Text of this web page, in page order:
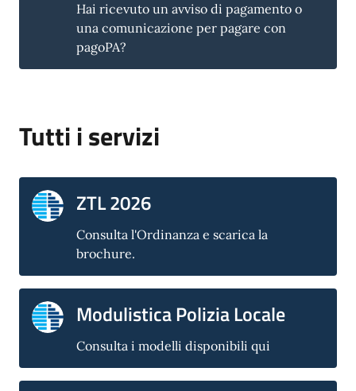
Hai ricevuto un avviso di pagamento o
una comunicazione per pagare con
pagoPA?
Tutti i servizi
ZTL 2026
Consulta l'Ordinanza e scarica la
brochure.
Modulistica Polizia Locale
Consulta i modelli disponibili qui